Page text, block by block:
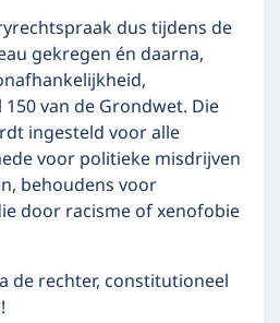
dus tijdens de
gekregen én daarna,
van de Grondwet. Die
ingesteld voor alle
voor politieke misdrijven
behoudens voor
door racisme of xenofobie
de rechter, constitutioneel